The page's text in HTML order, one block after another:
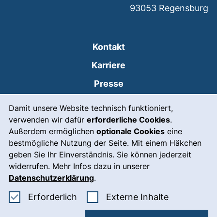
Damit unsere Website technisch funktioniert,
verwenden wir dafür erforderliche Cookies.
Außerdem ermöglichen optionale Cookies eine
bestmögliche Nutzung der Seite. Mit einem Häkchen
geben Sie Ihr Einverständnis. Sie können jederzeit
widerrufen. Mehr Infos dazu in unserer
Datenschutzerklärung.
Erforderlich Erforderliche Cookies akzeptieren
Externe Inhalte: Externe
Kontakt
Karriere
Presse
Leichte Sprache
Gebärdensprache
Notfall(externer Link, öffnet
Impressum
Barrierefreiheit
Datenschutz
93053 Regensburg